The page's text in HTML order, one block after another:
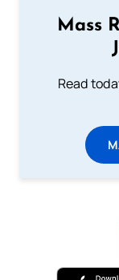
Mass
Read